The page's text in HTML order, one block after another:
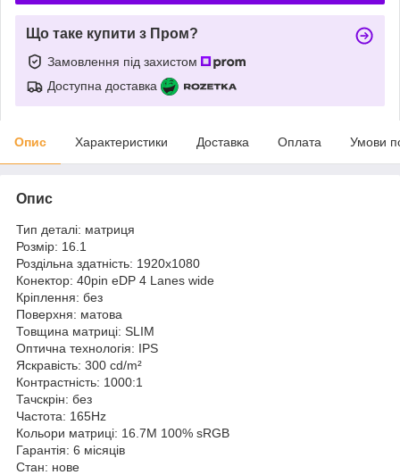
Що таке купити з Пром?
Замовлення під захистом
Доступна доставка
Опис Характеристики Доставка Оплата Умови
Опис
Тип деталі: матриця
Розмір: 16.1
Роздільна здатність: 1920x1080
Конектор: 40pin eDP 4 Lanes wide
Кріплення: без
Поверхня: матова
Товщина матриці: SLIM
Оптична технологія: IPS
Яскравість: 300 cd/m²
Контрастність: 1000:1
Тачскрін: без
Частота: 165Hz
Кольори матриці: 16.7M 100% sRGB
Гарантія: 6 місяців
Стан: нове